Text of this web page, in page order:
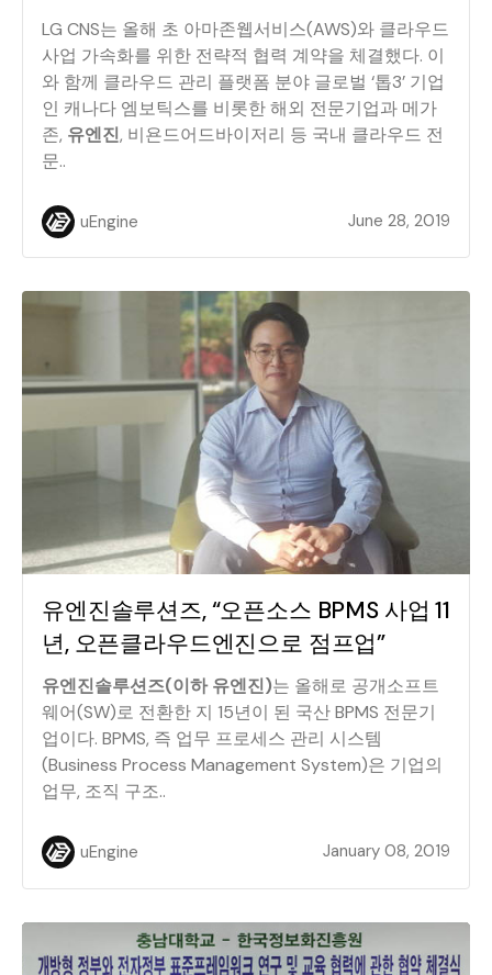
LG CNS는 올해 초 아마존웹서비스(AWS)와 클라우드
사업 가속화를 위한 전략적 협력 계약을 체결했다. 이
와 함께 클라우드 관리 플랫폼 분야 글로벌 ‘톱3’ 기업
인 캐나다 엠보틱스를 비롯한 해외 전문기업과 메가
존, 유엔진, 비욘드어드바이저리 등 국내 클라우드 전
문..
uEngine June 28, 2019
유엔진솔루션즈, “오픈소스 BPMS 사업 11
년, 오픈클라우드엔진으로 점프업”
유엔진솔루션즈(이하 유엔진)는 올해로 공개소프트
웨어(SW)로 전환한 지 15년이 된 국산 BPMS 전문기
업이다. BPMS, 즉 업무 프로세스 관리 시스템
(Business Process Management System)은 기업의
업무, 조직 구조..
uEngine January 08, 2019